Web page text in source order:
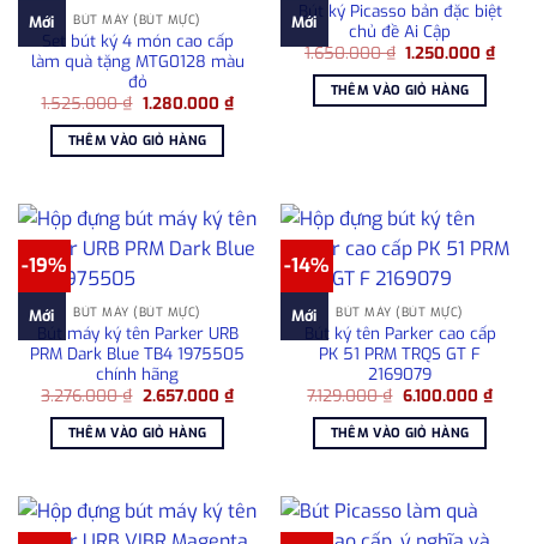
Mới BÚT MÁY (BÚT MỰC)
Set bút ký 4 món cao cấp
làm quà tặng MTG0128 màu
đỏ
1.525.000₫ Giá
là:
1.525.000 ₫.
1.280.000 ₫Giá
hiện
THÊM VÀO GIỎ HÀNG
Mới
Bút ký Picasso bản đặc biệt
chủ đề Ai Cập
1.650.000₫ Giá
là:
1.650.000 ₫.
1.250.000₫Giá
hiện
THÊM VÀO GIỎ HÀNG
-19%
Mới BÚT MÁY (BÚT MỰC)
Bút máy ký tên Parker URB
PRM Dark Blue TB4 1975505
chính hãng
3.276.000₫ Giá
là:
3.276.000 ₫.
2.657.000 ₫Giá
THÊM VÀO GIỎ HÀNG
-14%
Mới BÚT MÁY (BÚT MỰC)
Bút ký tên Parker cao cấp
PK 51 PRM TRQS GT F
2169079
7.129.000₫ Giá
là:
7.129.000 ₫.
6.100.000 ₫Giá
THÊM VÀO GIỎ HÀNG